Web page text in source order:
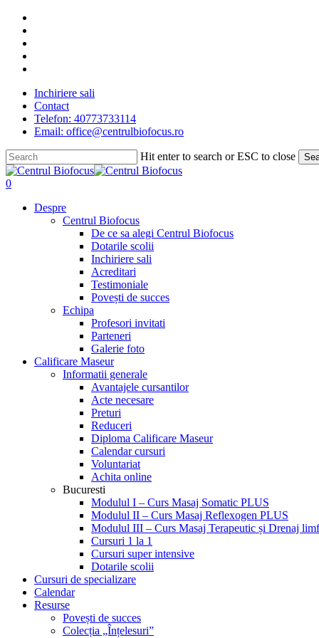
Skip
main
content
Inchiriere sali
Contact
Telefon: 40773733114
Email: office@centrulbiofocus.ro
Hit enter to search or ESC to close
Close
Search
search
0
Despre
Centrul Biofocus
De ce sa alegi Centrul Biofocus
Dotarile scolii
Inchiriere sali
Acreditari
Testimoniale
Povești de succes
Echipa
Profesori invitati
Parteneri
Galerie foto
Calificare Maseur
Informatii generale
Avantajele cursantilor
Acte necesare
Preturi
Reduceri
Diploma Calificare Maseur
Calendar cursuri
Voluntariat
Achita online
Bucuresti
Modulul I – Curs Masaj Somatic PLUS
Modulul II – Curs Masaj Reflexogen PLUS
Modulul III – Curs Masaj Terapeutic și Drenaj
Cursuri 1 la 1
Cursuri super intensive
Dotarile scolii
Cursuri de specializare
Calendar
Resurse
Povești de succes
Colecția „Înțelesuri”